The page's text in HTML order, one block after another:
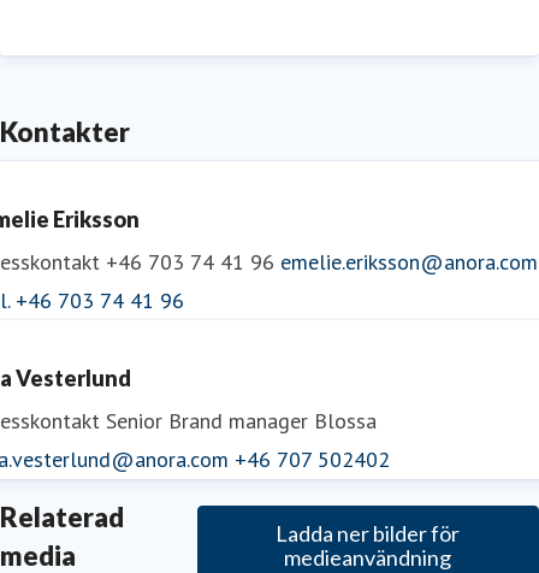
Kontakter
Eriksson
+46 703 74 41 96 emelie.eriksson@anora.com
+46 703 74 41 96
Vesterlund
Senior Brand manager Blossa
+46 707 502402
Relaterad
media
Ladda ner bilder för
medieanvändning